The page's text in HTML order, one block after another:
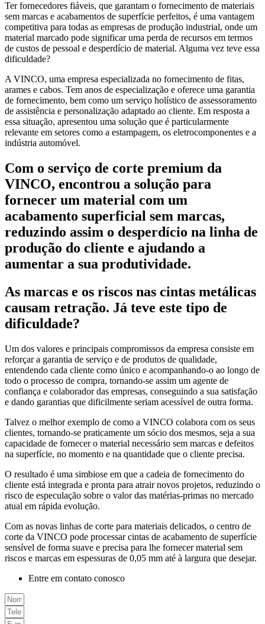
Ter fornecedores fiáveis, que garantam o fornecimento de materiais
sem marcas e acabamentos de superfície perfeitos, é uma vantagem
competitiva para todas as empresas de produção industrial, onde um
material marcado pode significar uma perda de recursos em termos
de custos de pessoal e desperdício de material. Alguma vez teve essa
dificuldade?
A VINCO, uma empresa especializada no fornecimento de fitas,
arames e cabos. Tem anos de especialização e oferece uma garantia
de fornecimento, bem como um serviço holístico de assessoramento
de assistência e personalização adaptado ao cliente. Em resposta a
essa situação, apresentou uma solução que é particularmente
relevante em setores como a estampagem, os eletrocomponentes e a
indústria automóvel.
Com o serviço de corte premium da
VINCO, encontrou a solução para
fornecer um material com um
acabamento superficial sem marcas,
reduzindo assim o desperdício na linha de
produção do cliente e ajudando a
aumentar a sua produtividade.
As marcas e os riscos nas cintas metálicas
causam retração. Já teve este tipo de
dificuldade?
Um dos valores e principais compromissos da empresa consiste em
reforçar a garantia de serviço e de produtos de qualidade,
entendendo cada cliente como único e acompanhando-o ao longo de
todo o processo de compra, tornando-se assim um agente de
confiança e colaborador das empresas, conseguindo a sua satisfação
e dando garantias que dificilmente seriam acessível de outra forma.
Talvez o melhor exemplo de como a VINCO colabora com os seus
clientes, tornando-se praticamente um sócio dos mesmos, seja a sua
capacidade de fornecer o material necessário sem marcas e defeitos
na superfície, no momento e na quantidade que o cliente precisa.
O resultado é uma simbiose em que a cadeia de fornecimento do
cliente está integrada e pronta para atrair novos projetos, reduzindo o
risco de especulação sobre o valor das matérias-primas no mercado
atual em rápida evolução.
Com as novas linhas de corte para materiais delicados, o centro de
corte da VINCO pode processar cintas de acabamento de superfície
sensível de forma suave e precisa para lhe fornecer material sem
riscos e marcas em espessuras de 0,05 mm até à largura que desejar.
Entre em contato conosco